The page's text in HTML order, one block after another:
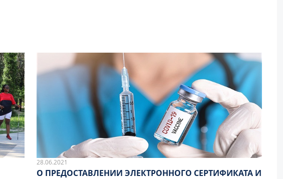
28.06.2021
О ПРЕДОСТАВЛЕНИИ ЭЛЕКТРОННОГО СЕРТИФИКАТА И